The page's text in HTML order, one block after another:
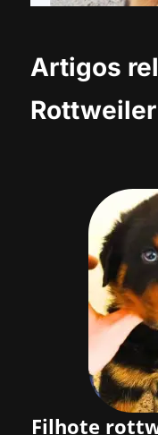
Artigos
Rottweiler
Filhote